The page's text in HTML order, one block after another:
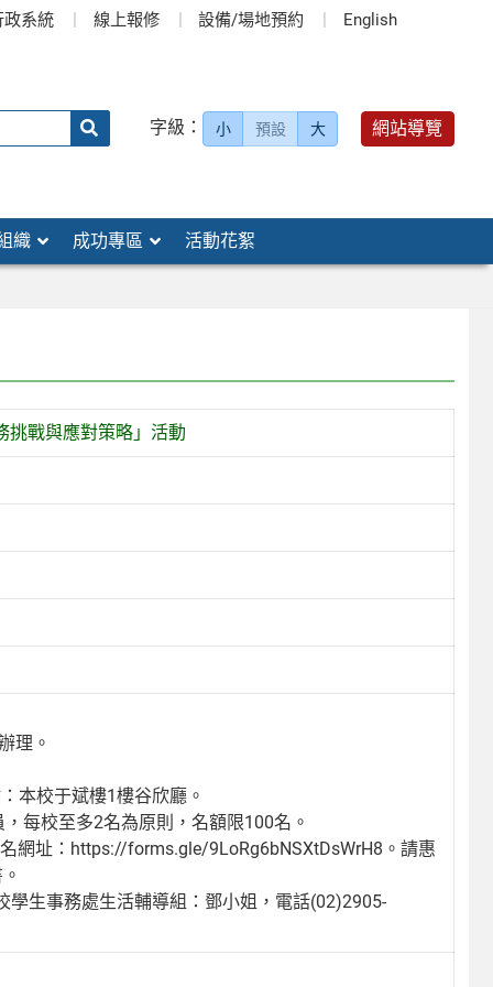
政系統 線上報修 設備/場地預約 English
字級： 小 預設 大 網站導覽
織 成功專區 活動花絮
挑戰與應對策略」活動
理。
本校于斌樓1樓谷欣廳。
每校至多2名為原則，名額限100名。
網址：https://forms.gle/9LoRg6bNSXtDsWrH8。請惠
生事務處生活輔導組：鄧小姐，電話(02)2905-